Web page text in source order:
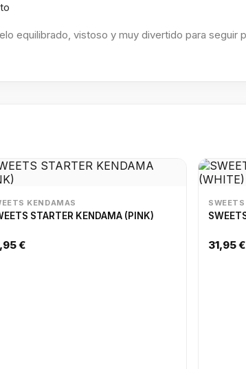
equilibrado, vistoso y muy divertido para seguir
KENDAMAS
STARTER KENDAMA (PINK)
€ 31,95 €